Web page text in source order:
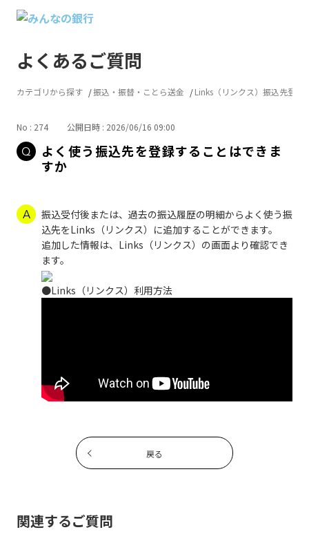
よくあるご質問
カテゴリから探す 振込・振替・ことら送金 Links（リンクス）振込先登録
No : 274 公開日時 : 2026/06/16 09:00
よく使う振込先を登録することはできま
すか
振込受付後または、過去の振込履歴の明細からよく使う振
込先をLinks（リンクス）に追加することができます。
追加した情報は、Links（リンクス）の画面より確認でき
ます。
●Links（リンクス）利用方法
戻る
関連するご質問